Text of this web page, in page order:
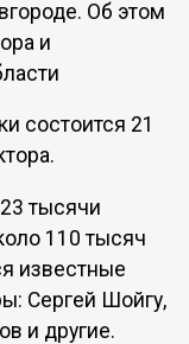
Об этом
и
состоится 21
тысячи
110 тысяч
известные
Сергей Шойгу,
и другие.